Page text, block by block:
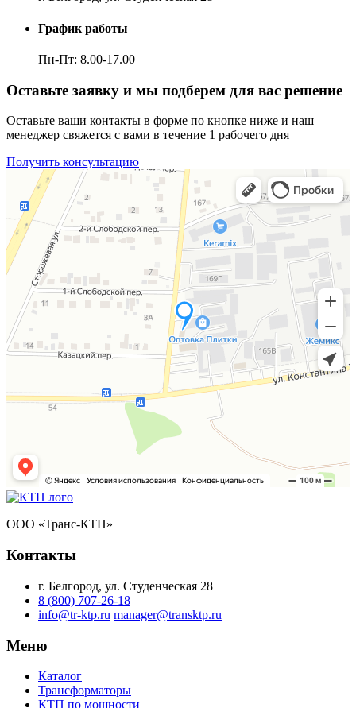
График работы
Пн-Пт: 8.00-17.00
Оставьте заявку и мы подберем для вас решение
Оставьте ваши контакты в форме по кнопке ниже и наш
менеджер свяжется с вами в течение 1 рабочего дня
Получить консультацию
ООО «Транс-КТП»
Контакты
г. Белгород, ул. Студенческая 28
8 (800) 707-26-18
info@tr-ktp.ru manager@transktp.ru
Меню
Каталог
Трансформаторы
КТП по мощности